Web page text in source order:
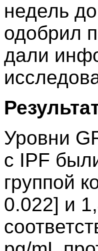
недель
одобрил
дали
Уровни
с IPF
группой
0.022] и